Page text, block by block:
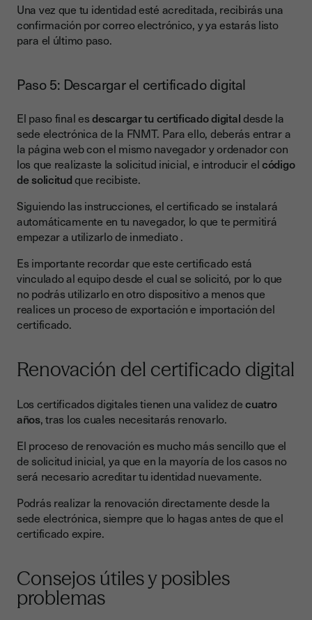
Una vez que tu identidad esté acreditada, recibirás una
confirmación por correo electrónico, y ya estarás listo
para el último paso.
Paso 5: Descargar el certificado digital
El paso final esdescargar tu certificado digitaldesde la
sede electrónica de la FNMT. Para ello, deberás entrar a
la página web con el mismo navegador y ordenador con
los que realizaste la solicitud inicial, e introducir elcódigo
de solicitudque recibiste.
Siguiendo las instrucciones, el certificado se instalará
automáticamente en tu navegador, lo que te permitirá
empezar a utilizarlo de inmediato .
Es importante recordar que este certificado está
vinculado al equipo desde el cual se solicitó, por lo que
no podrás utilizarlo en otro dispositivo a menos que
realices un proceso de exportación e importación del
certificado.
Renovación del certificado digital
Los certificados digitales tienen una validez decuatro
años, tras los cuales necesitarás renovarlo.
El proceso de renovación es mucho más sencillo que el
de solicitud inicial, ya que en la mayoría de los casos no
será necesario acreditar tu identidad nuevamente.
Podrás realizar la renovación directamente desde la
sede electrónica, siempre que lo hagas antes de que el
certificado expire.
Consejos útiles y posibles
problemas